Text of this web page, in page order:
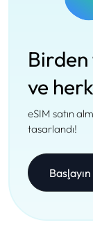
Birden
ve
eSIM satın
tasarlandı!
Başlayın